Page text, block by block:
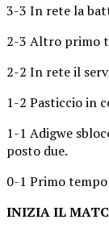
3-3 In rete la
2-3 Altro primo
2-2 In rete il
1-2 Pasticcio in
1-1 Adigwe
posto due.
0-1 Primo tempo
INIZIA IL